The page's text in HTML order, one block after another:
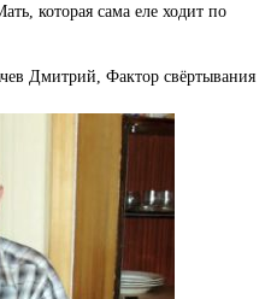
которая сама еле ходит по
Дмитрий, Фактор свёртывания